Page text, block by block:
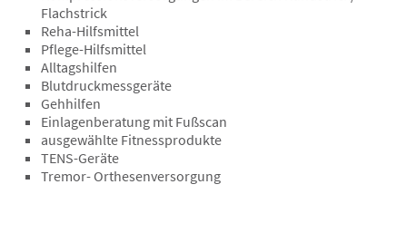
Schuhtechnik
Sanitätshaus
Rehatechnik
Homecare
Laufshop
Ganglabor
Flachstrick
Reha-Hilfsmittel
Pflege-Hilfsmittel
Alltagshilfen
Blutdruckmessgeräte
Gehhilfen
Einlagenberatung mit Fußscan
ausgewählte Fitnessprodukte
TENS-Geräte
Tremor- Orthesenversorgung